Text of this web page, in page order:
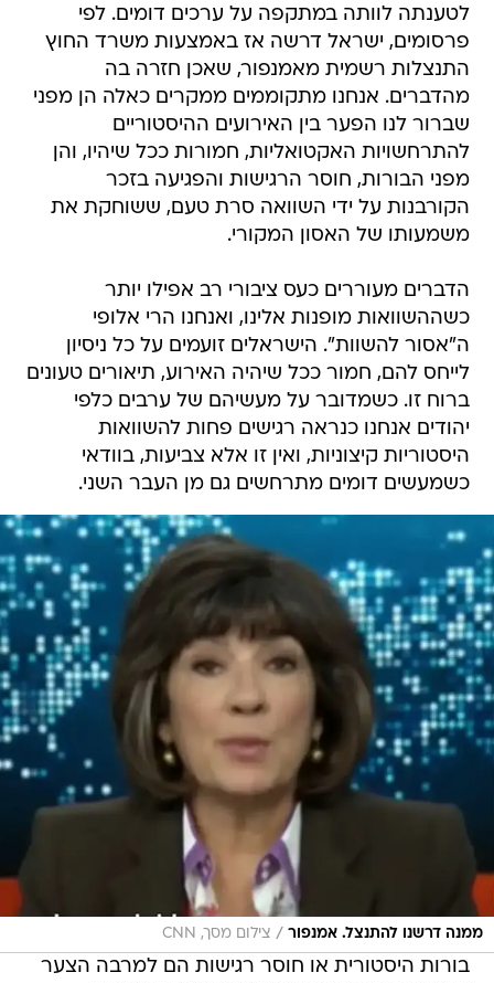
לטענתה לוותה במתקפה על ערכים דומים. לפי
פרסומים, ישראל דרשה אז באמצעות משרד החוץ
התנצלות רשמית מאמנפור, שאכן חזרה בה
מהדברים. אנחנו מתקוממים ממקרים כאלה הן מפני
שברור לנו הפער בין האירועים ההיסטוריים
להתרחשויות האקטואליות, חמורות ככל שיהיו, והן
מפני הבורות, חוסר הרגישות והפגיעה בזכר
הקורבנות על ידי השוואה סרת טעם, ששוחקת את
משמעותו של האסון המקורי.
הדברים מעוררים כעס ציבורי רב אפילו יותר
כשההשוואות מופנות אלינו, ואנחנו הרי אלופי
ה"אסור להשוות". הישראלים זועמים על כל ניסיון
לייחס להם, חמור ככל שיהיה האירוע, תיאורים טעונים
ברוח זו. כשמדובר על מעשיהם של ערבים כלפי
יהודים אנחנו כנראה רגישים פחות להשוואות
היסטוריות קיצוניות, ואין זו אלא צביעות, בוודאי
כשמעשים דומים מתרחשים גם מן העבר השני.
ממנה דרשנו להתנצל. אמנפור / צילום מסך, CNN
בורות היסטורית או חוסר רגישות הם למרבה הצער